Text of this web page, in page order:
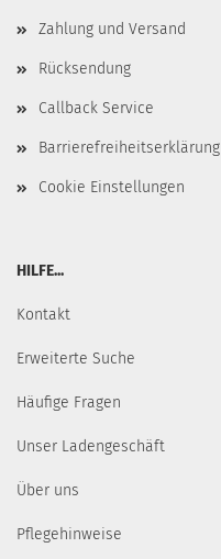
Zahlung und Versand
Rücksendung
Callback Service
Barrierefreiheitserklärung
Cookie Einstellungen
HILFE...
Kontakt
Erweiterte Suche
Häufige Fragen
Unser Ladengeschäft
Über uns
Pflegehinweise